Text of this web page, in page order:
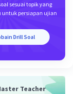
sesuai topik yang
untuk persiapan ujian
Drill Soal
Teacher